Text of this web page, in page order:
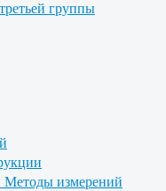
группы
Методы измерений